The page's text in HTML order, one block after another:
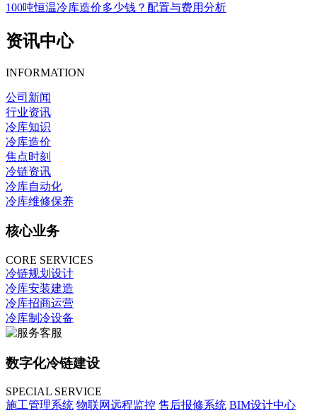
100吨恒温冷库造价多少钱？配置与费用分析
资讯中心
INFORMATION
公司新闻
行业资讯
冷库知识
冷库造价
焦点时刻
冷链资讯
冷库自动化
冷库维修保养
核心业务
CORE SERVICES
冷链规划设计
冷库安装建造
冷库招商运营
冷库制冷设备
数字化冷链建设
SPECIAL SERVICE
施工管理系统 物联网远程监控 售后报修系统 BIM设计中心